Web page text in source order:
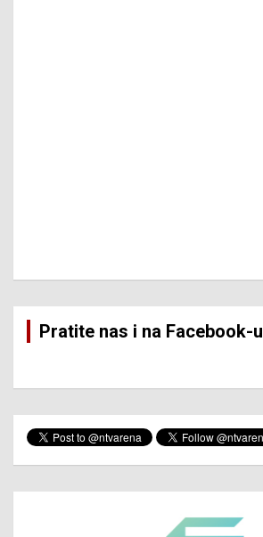
Pratite nas i na Facebook-u